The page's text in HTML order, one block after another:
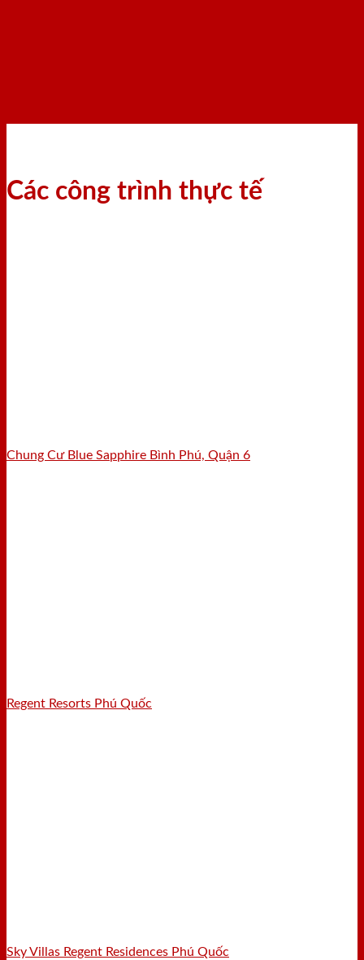
Các công trình thực tế
Chung Cư Blue Sapphire Bình Phú, Quận 6
Regent Resorts Phú Quốc
Sky Villas Regent Residences Phú Quốc